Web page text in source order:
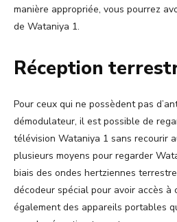
manière appropriée, vous pourrez
de Wataniya 1.
Réception
Pour ceux qui ne possèdent pas
démodulateur, il est possible de
télévision Wataniya 1 sans recourir
plusieurs moyens pour regarder
biais des ondes hertziennes
décodeur spécial pour avoir accès à
également des appareils portables